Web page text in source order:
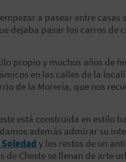
a pasear entre casas
dejaba pasar los carros de
propio y muchos años de
en las calles de la
de la Morería, que nos
está construida en estilo
además admirar su
y los restos de un
Cheste se llenan de arte